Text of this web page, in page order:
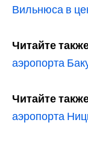
Вильнюса в
Читайте
аэропорта
Читайте
аэропорта